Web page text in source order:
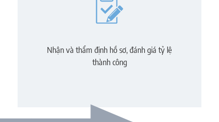
Nhận và thẩm định hồ sơ, đánh giá tỷ lệ
thành công